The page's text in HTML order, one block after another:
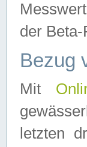
der
Bezug
Mit
letzten